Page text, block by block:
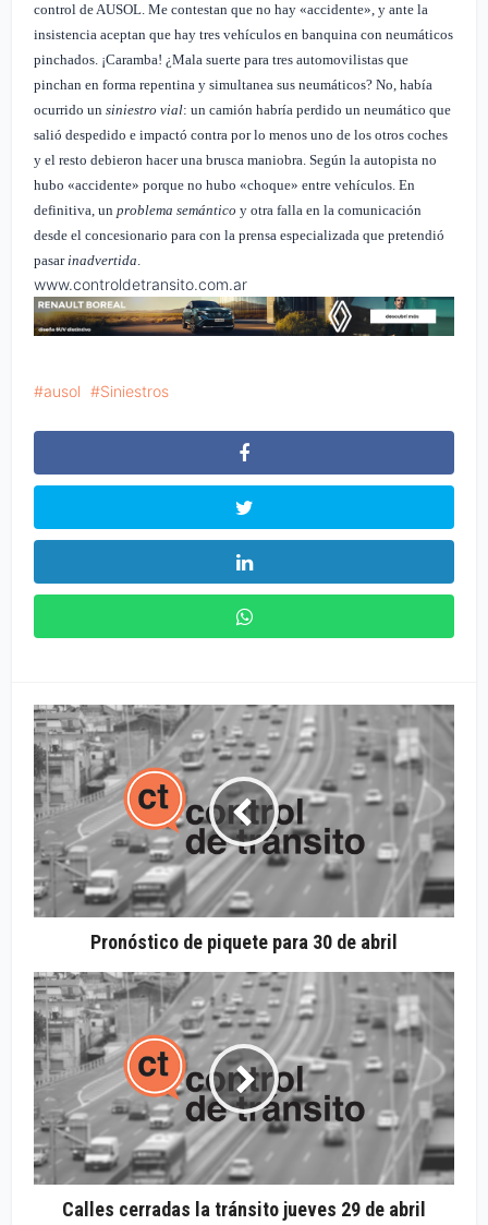
control de AUSOL. Me contestan que no hay «accidente», y ante la
insistencia aceptan que hay tres vehículos en banquina con neumáticos
pinchados. ¡Caramba! ¿Mala suerte para tres automovilistas que
pinchan en forma repentina y simultanea sus neumáticos? No, había
ocurrido unsiniestro vial: un camión habría perdido un neumático que
salió despedido e impactó contra por lo menos uno de los otros coches
y el resto debieron hacer una brusca maniobra. Según la autopista no
hubo «accidente» porque no hubo «choque» entre vehículos. En
definitiva, unproblema semánticoy otra falla en la comunicación
desde el concesionario para con la prensa especializada que pretendió
pasarinadvertida.
www.controldetransito.com.ar
ausol Siniestros
Pronóstico de piquete para 30 de abril
Calles cerradas la tránsito jueves 29 de abril